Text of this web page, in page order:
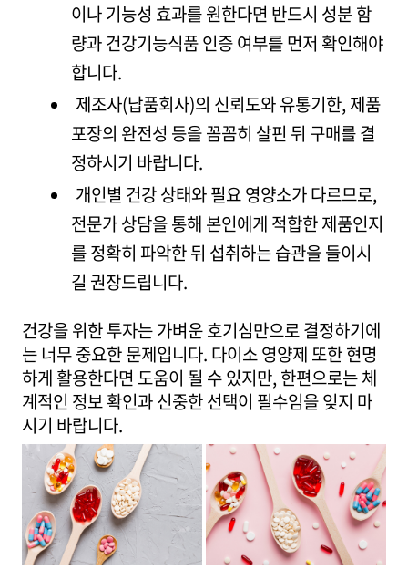
이나 기능성 효과를 원한다면 반드시 성분 함
량과 건강기능식품 인증 여부를 먼저 확인해야
합니다.
제조사(납품회사)의 신뢰도와 유통기한, 제품
포장의 완전성 등을 꼼꼼히 살핀 뒤 구매를 결
정하시기 바랍니다.
개인별 건강 상태와 필요 영양소가 다르므로,
전문가 상담을 통해 본인에게 적합한 제품인지
를 정확히 파악한 뒤 섭취하는 습관을 들이시
길 권장드립니다.
건강을 위한 투자는 가벼운 호기심만으로 결정하기에
는 너무 중요한 문제입니다. 다이소 영양제 또한 현명
하게 활용한다면 도움이 될 수 있지만, 한편으로는 체
계적인 정보 확인과 신중한 선택이 필수임을 잊지 마
시기 바랍니다.